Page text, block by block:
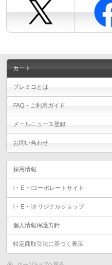
カート
プレミコとは
FAQ・ご利用ガイド
メールニュース登録
お問い合わせ
採用情報
I・E・Iコーポレートサイト
I・E・Iオリジナルショップ
個人情報保護方針
特定商取引法に基づく表示